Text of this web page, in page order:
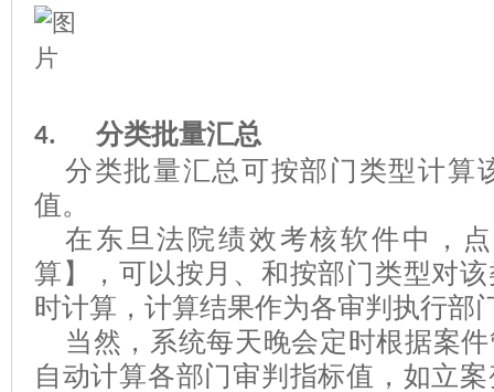
4. 分类批量汇总
分类批量汇总可按部门类型计算
值。
在东旦法院绩效考核软件中，
算】，可以按 月、和按部门 类型对该
时计算， 计算结果作为各审判执行部
当然，系统每天晚会定时根据案
自动计算各部门 审判指标值 ， 如立